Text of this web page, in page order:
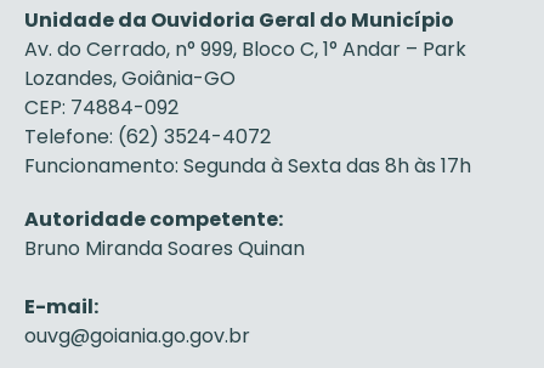
Unidade da Ouvidoria Geral do Município
Av. do Cerrado, n° 999, Bloco C, 1° Andar – Park
Lozandes, Goiânia-GO
CEP: 74884-092
Telefone: (62) 3524-4072
Funcionamento: Segunda à Sexta das 8h às 17h
Autoridade competente:
Bruno Miranda Soares Quinan
E-mail:
ouvg@goiania.go.gov.br